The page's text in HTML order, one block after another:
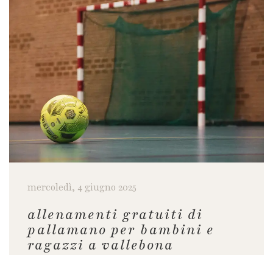
mercoledì, 4 giugno 2025
allenamenti gratuiti di
pallamano per bambini e
ragazzi a vallebona